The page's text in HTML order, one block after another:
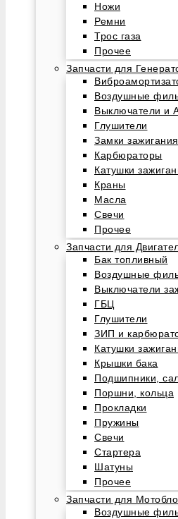
Ножи
Ремни
Трос газа
Прочее
Запчасти для
Воздушные
Выключатели и
Глушители
Замки зажигания
Карбюраторы
Катушки
Краны
Масла
Свечи
Прочее
Запчасти для
Бак топливный
Воздушные
Выключатели
ГБЦ
Глушители
ЗИП и
Катушки
Крышки бака
Подшипники,
Поршни, кольца
Прокладки
Пружины
Свечи
Стартера
Шатуны
Прочее
Запчасти для
Воздушные